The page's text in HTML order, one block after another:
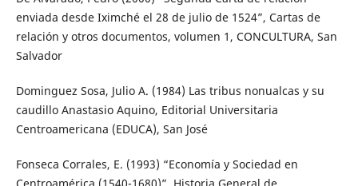
enviada desde Iximché el 28 de julio de 1524”, Cartas de
relación y otros documentos, volumen 1, CONCULTURA, San
Salvador
Dominguez Sosa, Julio A. (1984) Las tribus nonualcas y su
caudillo Anastasio Aquino, Editorial Universitaria
Centroamericana (EDUCA), San José
Fonseca Corrales, E. (1993) “Economía y Sociedad en